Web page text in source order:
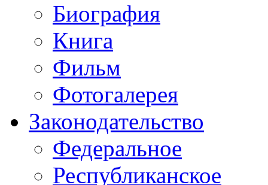
Биография
Книга
Фильм
Фотогалерея
Законодательство
Федеральное
Республиканское